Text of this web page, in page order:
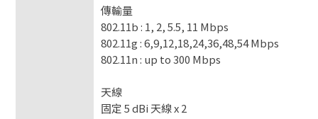
傳輸量
802.11b : 1, 2, 5.5, 11 Mbps
802.11g : 6,9,12,18,24,36,48,54 Mbps
802.11n : up to 300 Mbps
天線
固定 5 dBi 天線 x 2